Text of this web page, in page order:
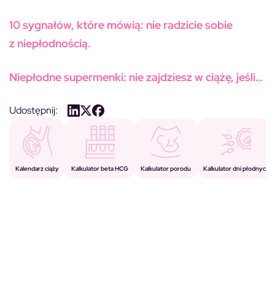
10 sygnałów, które mówią: nie radzicie sobie
z niepłodnością.
Niepłodne supermenki: nie zajdziesz w ciążę, jeśli…
Udostępnij:
Kalendarz ciąży Kalkulator beta HCG Kalkulator porodu Kalkulator dni płodnych